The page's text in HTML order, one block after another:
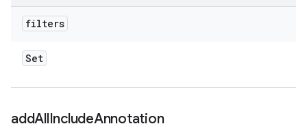
filters
Set
addAllIncludeAnnotation